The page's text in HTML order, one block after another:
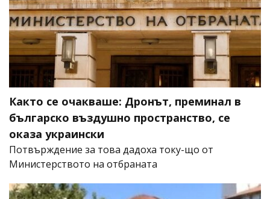
Както се очакваше: Дронът, преминал в
българско въздушно пространство, се
оказа украински
Потвърждение за това дадоха току-що от
Министерството на отбраната